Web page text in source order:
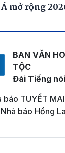
mở rộng
BAN VĂN
TỘC
Đài Tiếng
báo TUYẾT MAI
báo Hồng